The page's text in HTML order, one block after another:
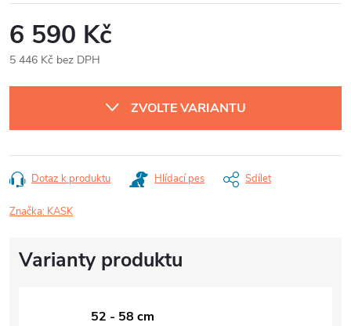
6 590 Kč
5 446 Kč bez DPH
cena:
ZVOLTE VARIANTU
Dotaz k produktu Hlídací pes Sdílet
Značka: KASK
52 - 58 cm